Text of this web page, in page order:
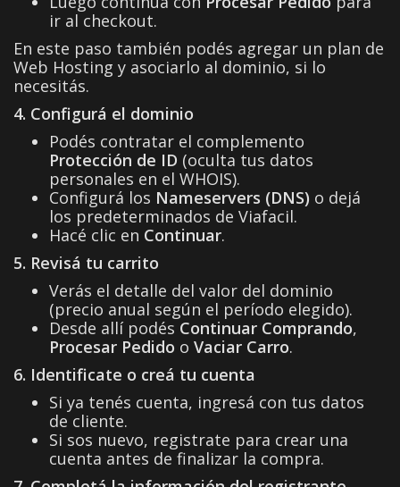
ir al checkout.
En este paso también podés agregar un plan de
Web Hosting y asociarlo al dominio, si lo
necesitás.
4. Configurá el dominio
Podés contratar el complemento
Protección de ID (oculta tus datos
personales en el WHOIS).
Configurá los Nameservers (DNS) o dejá
los predeterminados de Viafacil.
Hacé clic en Continuar.
5. Revisá tu carrito
Verás el detalle del valor del dominio
(precio anual según el período elegido).
Desde allí podés Continuar Comprando,
Procesar Pedido o Vaciar Carro.
6. Identificate o creá tu cuenta
Si ya tenés cuenta, ingresá con tus datos
de cliente.
Si sos nuevo, registrate para crear una
cuenta antes de finalizar la compra.